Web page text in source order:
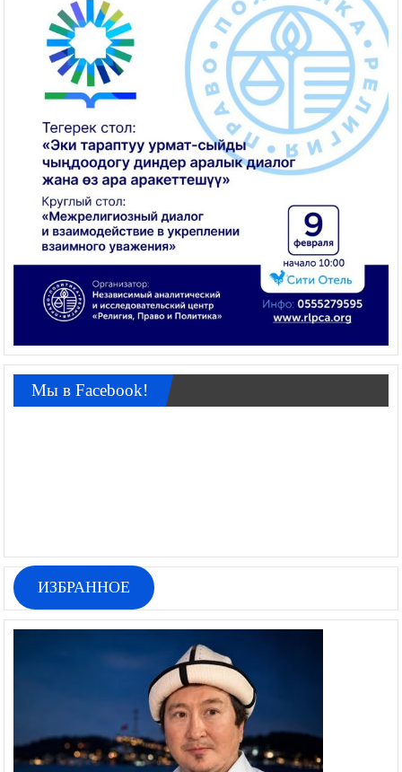
Мы в Facebook!
ИЗБРАННОЕ